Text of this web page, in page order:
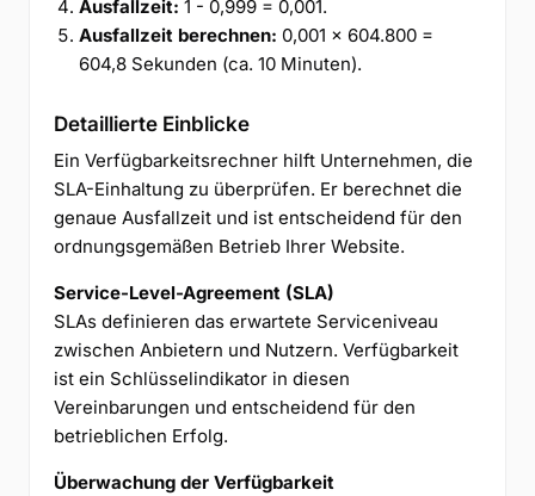
Ausfallzeit: 1 - 0,999 = 0,001.
Ausfallzeit berechnen: 0,001 × 604.800 =
604,8 Sekunden (ca. 10 Minuten).
Detaillierte Einblicke
Ein Verfügbarkeitsrechner hilft Unternehmen, die
SLA-Einhaltung zu überprüfen. Er berechnet die
genaue Ausfallzeit und ist entscheidend für den
ordnungsgemäßen Betrieb Ihrer Website.
Service-Level-Agreement (SLA)
SLAs definieren das erwartete Serviceniveau
zwischen Anbietern und Nutzern. Verfügbarkeit
ist ein Schlüsselindikator in diesen
Vereinbarungen und entscheidend für den
betrieblichen Erfolg.
Überwachung der Verfügbarkeit